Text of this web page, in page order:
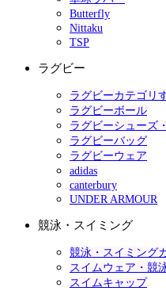
Butterfly
Nittaku
TSP
ラグビー
ラグビーカテゴリ
ラグビーボール
ラグビーシューズ
ラグビーバッグ
ラグビーウェア
adidas
canterbury
UNDER ARMOUR
競泳・スイミング
競泳・スイミング
スイムウェア・競
スイムキャップ